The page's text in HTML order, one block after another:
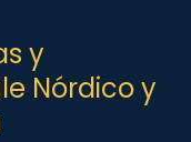
y
Nórdico y